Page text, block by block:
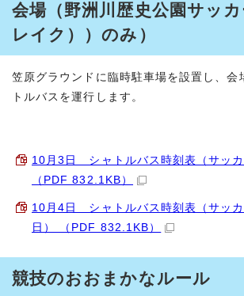
会場（野洲川歴史公園サッ
レイク））のみ）
笠原グラウンドに臨時駐車場を設置し、会
トルバスを運行します。
10月3日 シャトルバス時刻表（サッカ
（PDF 832.1KB）
10月4日 シャトルバス時刻表（サッ
日） （PDF 832.1KB）
競技のおおまかなルール